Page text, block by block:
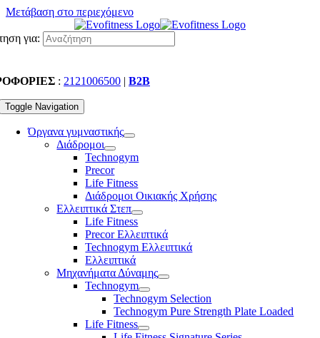
Μετάβαση στο περιεχόμενο
για:
: 2121006500 | B2B
Toggle Navigation
Όργανα γυμναστικής
Διάδρομοι
Technogym
Precor
Life Fitness
Διάδρομοι Οικιακής Χρήσης
Ελλειπτικά Στεπ
Life Fitness
Precor Ελλειπτικά
Technogym Ελλειπτικά
Ελλειπτικά
Μηχανήματα Δύναμης
Technogym
Technogym Selection
Technogym Pure Strength Plate Loaded
Life Fitness